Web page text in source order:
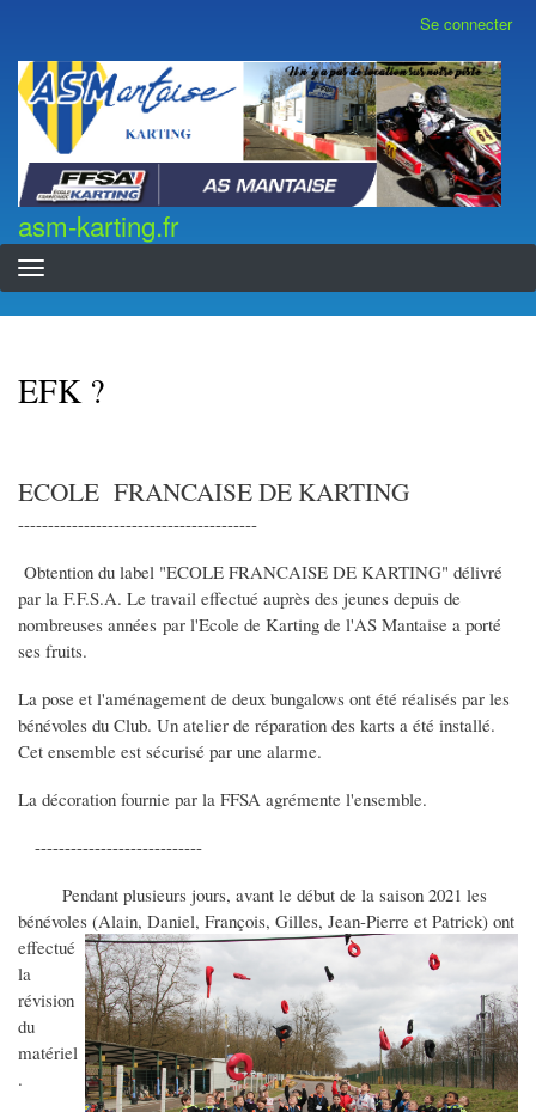
contenu
principal
compte
de
l'utilisateur
Se connecter
asm-karting.fr
asm-karting.fr
EFK ?
ECOLE FRANCAISE DE KARTING
----------------------------------------
Obtention du label "ECOLE FRANCAISE DE KARTING" délivré
par la F.F.S.A. Le travail effectué auprès des jeunes depuis de
nombreuses années par l'Ecole de Karting de l'AS Mantaise a porté
ses fruits.
La pose et l'aménagement de deux bungalows ont été réalisés par les
bénévoles du Club. Un atelier de réparation des karts a été installé.
Cet ensemble est sécurisé par une alarme.
La décoration fournie par la FFSA agrémente l'ensemble.
----------------------------
Pendant plusieurs jours, avant le début de la saison 2021 les
bénévoles (Alain, Daniel, François, Gilles, Jean-Pierre et Patrick) ont
effectué
la
révision
du
matériel
.